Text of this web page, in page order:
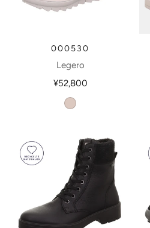
000530
Legero
¥52,800
taupe